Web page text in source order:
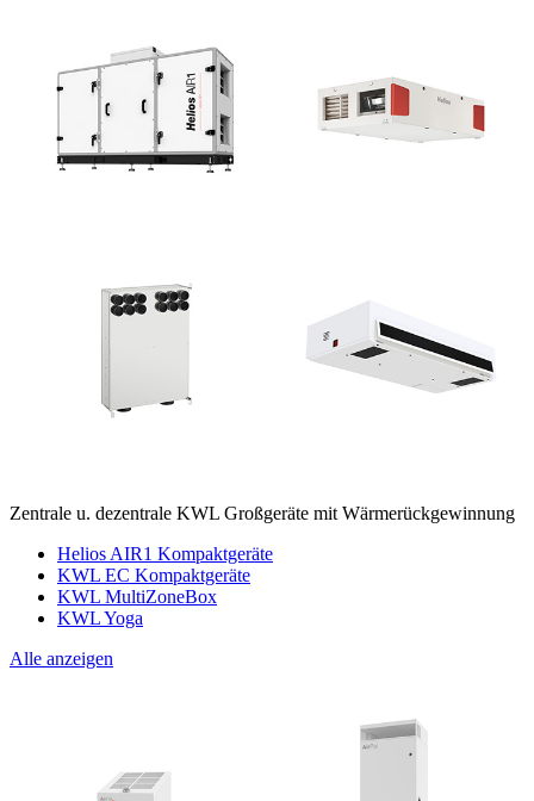
Zentrale u. dezentrale KWL Großgeräte mit Wärmerückgewinnung
Helios AIR1 Kompaktgeräte
KWL EC Kompaktgeräte
KWL MultiZoneBox
KWL Yoga
Alle anzeigen